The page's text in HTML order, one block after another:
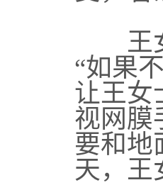
王女
“如果
让王女
视网膜
要和地
天，王